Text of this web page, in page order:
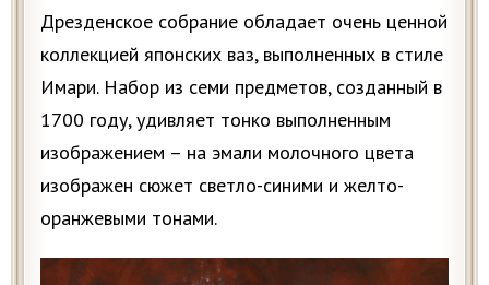
Дрезденское собрание обладает очень ценной
коллекцией японских ваз, выполненных в стиле
Имари. Набор из семи предметов, созданный в
1700 году, удивляет тонко выполненным
изображением – на эмали молочного цвета
изображен сюжет светло-синими и желто-
оранжевыми тонами.